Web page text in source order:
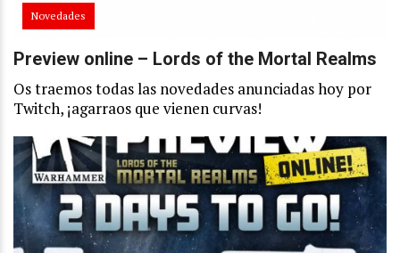
Novedades
Preview online – Lords of the Mortal Realms
Os traemos todas las novedades anunciadas hoy por
Twitch, ¡agarraos que vienen curvas!